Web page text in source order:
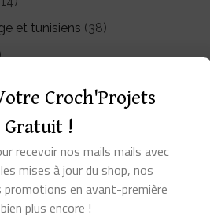
et tunisiens (38)
(65)
à tricoter (63)
(341)
Croch'Projets
Gratuit !
recevoir nos mails mails avec
mises à jour du shop, nos
promotions en avant-première
plus encore !